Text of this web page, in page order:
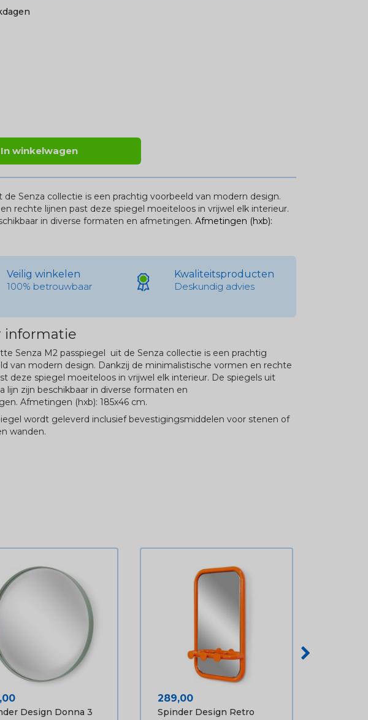
In winkelwagen
de Senza collectie is een prachtig voorbeeld van modern design.
rechte lijnen past deze spiegel moeiteloos in vrijwel elk interieur.
in diverse formaten en afmetingen. Afmetingen (hxb):
Veilig winkelen
100% betrouwbaar
Kwaliteitsproducten
Deskundig advies
informatie
Senza M2 passpiegel uit de Senza collectie is een prachtig
van modern design. Dankzij de minimalistische vormen en rechte
deze spiegel moeiteloos in vrijwel elk interieur. De spiegels uit
lijn zijn beschikbaar in diverse formaten en
Afmetingen (hxb): 185x46 cm.
wordt geleverd inclusief bevestigingsmiddelen voor stenen of
wanden.
Design Donna 3
Prijs
289,00
Spinder Design Retro